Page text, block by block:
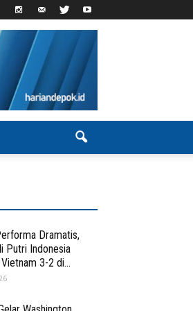
Dramatis,
Putri Indonesia
3-2 di...